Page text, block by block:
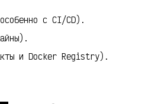
с CI/CD).
и Docker Registry).